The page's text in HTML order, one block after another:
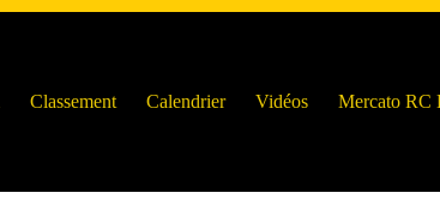
Classement Calendrier Vidéos Mercato RC